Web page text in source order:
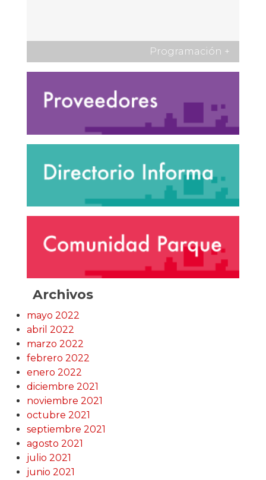
Programación +
Archivos
mayo 2022
abril 2022
marzo 2022
febrero 2022
enero 2022
diciembre 2021
noviembre 2021
octubre 2021
septiembre 2021
agosto 2021
julio 2021
junio 2021